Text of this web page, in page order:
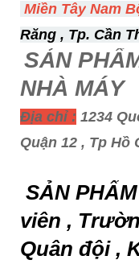
Miền Tây Nam
Răng , Tp. Cần
SẢN
NHÀ MÁY
Địa chỉ : 1234
Quận 12 , Tp Hồ
SẢN
viên ,
Quân đội ,